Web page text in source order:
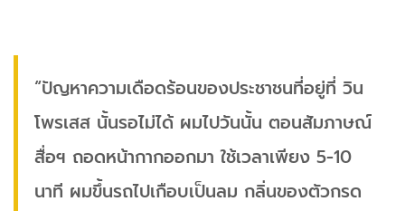
“ปัญหาความเดือดร้อนของประชาชนที่อยู่ที่ วิน
โพรเสส นั้นรอไม่ได้ ผมไปวันนั้น ตอนสัมภาษณ์
สื่อฯ ถอดหน้ากากออกมา ใช้เวลาเพียง 5-10
นาที ผมขึ้นรถไปเกือบเป็นลม กลิ่นของตัวกรด